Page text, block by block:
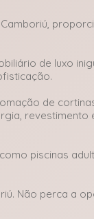
de luxo
de
piscinas
Não perca a